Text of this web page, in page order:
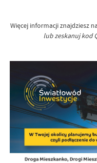
Więcej informacji znajdziesz
lub zeskanuj kod